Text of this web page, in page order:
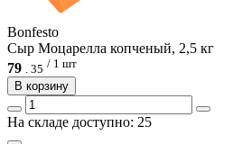
Bonfesto
Сыр Моцарелла копченый, 2,5 кг
79 . 35 / 1 шт
В корзину
На складе доступно: 25